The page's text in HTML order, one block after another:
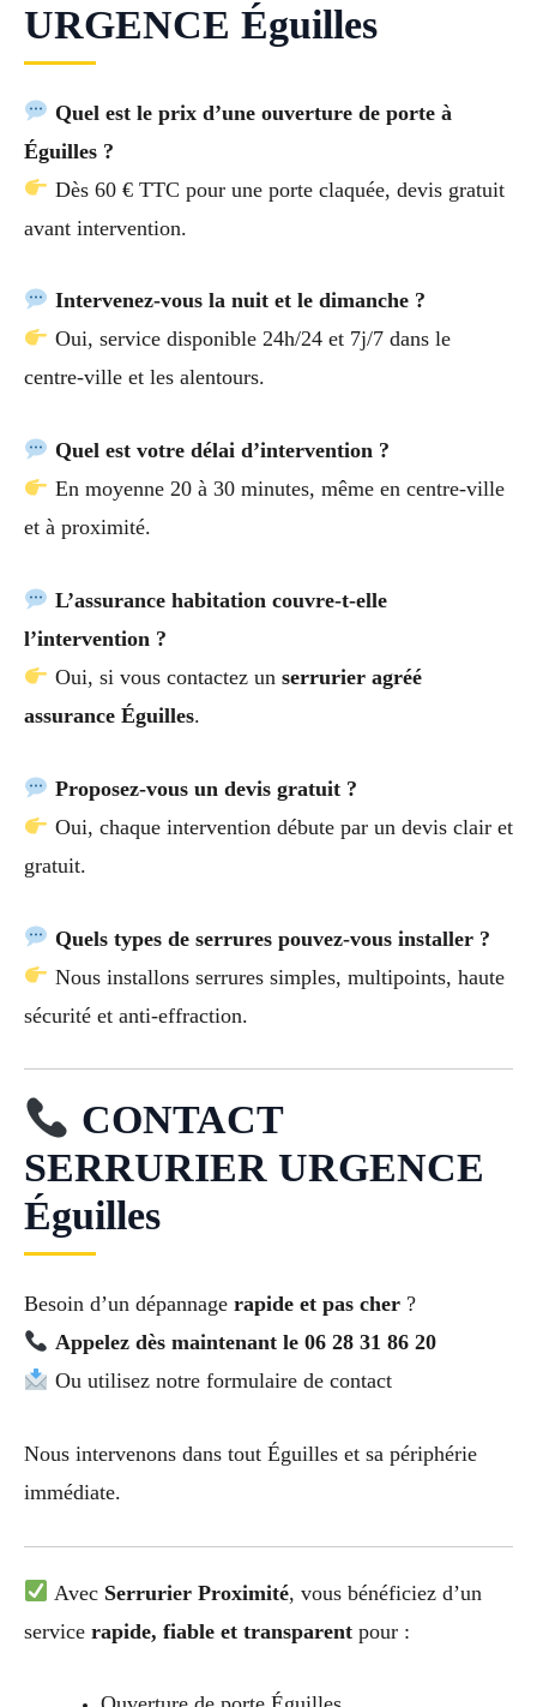
URGENCE Éguilles
Quel est le prix d’une ouverture de porte à
Éguilles ?
Dès 60 € TTC pour une porte claquée, devis gratuit
avant intervention.
Intervenez-vous la nuit et le dimanche ?
Oui, service disponible 24h/24 et 7j/7 dans le
centre-ville et les alentours.
Quel est votre délai d’intervention ?
En moyenne 20 à 30 minutes, même en centre-ville
et à proximité.
L’assurance habitation couvre-t-elle
l’intervention ?
Oui, si vous contactez un serrurier agréé
assurance Éguilles.
Proposez-vous un devis gratuit ?
Oui, chaque intervention débute par un devis clair et
gratuit.
Quels types de serrures pouvez-vous installer ?
Nous installons serrures simples, multipoints, haute
sécurité et anti-effraction.
CONTACT
SERRURIER URGENCE
Éguilles
Besoin d’un dépannage rapide et pas cher ?
Appelez dès maintenant le 06 28 31 86 20
Ou utilisez notre formulaire de contact
Nous intervenons dans tout Éguilles et sa périphérie
immédiate.
Avec Serrurier Proximité, vous bénéficiez d’un
service rapide, fiable et transparent pour :